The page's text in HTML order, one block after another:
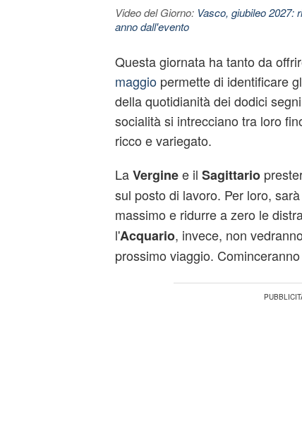
Video del Giorno: Vasco, giubileo 2027:
anno dall'evento
Questa giornata ha tanto da
maggiopermette di identificare
della quotidianità dei dodici
socialità si intrecciano tra loro
ricco e variegato.
LaVerginee il Sagittario
sul posto di lavoro. Per loro,
massimo e ridurre a zero le
l'Acquario, invece, non
prossimo viaggio.